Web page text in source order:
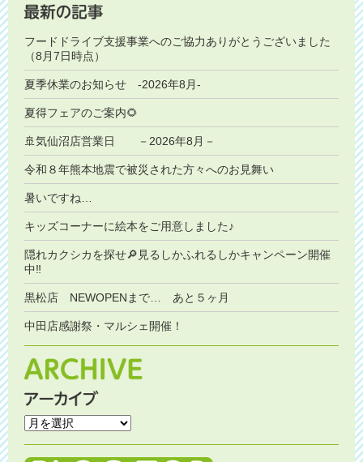
フードドライブ支援事業へのご協力ありがとうございました
（8月7日時点）
夏季休業のお知らせ -2026年8月-
夏得フェアのご案内🌻
🚢気仙沼店営業日 －2026年8月－
令和８年熊本地震で被災された方々へのお見舞い
暑いですね…
キッズコーナーに絵本をご用意しました♪
隠れカクシカを探せ🔎見るしかふれるしかキャンペーン開催
中‼️
黒松店 NEWOPENまで… あと５ヶ月
中田店感謝祭・マルシェ開催！